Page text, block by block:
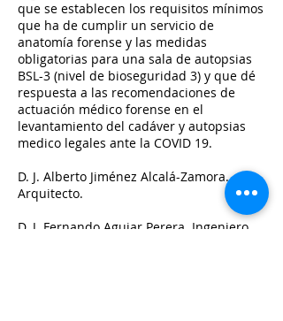
que se establecen los requisitos mínimos
que ha de cumplir un servicio de
anatomía forense y las medidas
obligatorias para una sala de autopsias
BSL-3 (nivel de bioseguridad 3) y que dé
respuesta a las recomendaciones de
actuación médico forense en el
levantamiento del cadáver y autopsias
medico legales ante la COVID 19.
D. J. Alberto Jiménez Alcalá-Zamora.
Arquitecto.
D. J. Fernando Aguiar Perera. Ingeniero